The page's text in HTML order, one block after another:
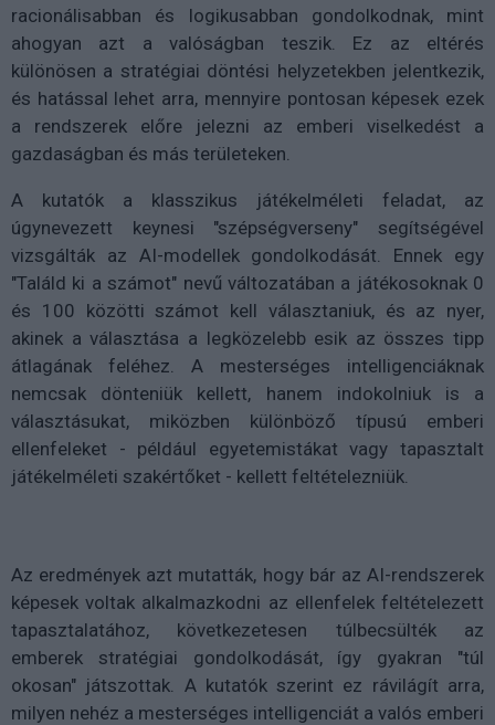
racionálisabban és logikusabban gondolkodnak, mint
ahogyan azt a valóságban teszik. Ez az eltérés
különösen a stratégiai döntési helyzetekben jelentkezik,
és hatással lehet arra, mennyire pontosan képesek ezek
a rendszerek előre jelezni az emberi viselkedést a
gazdaságban és más területeken.
A kutatók a klasszikus játékelméleti feladat, az
úgynevezett keynesi "szépségverseny" segítségével
vizsgálták az AI-modellek gondolkodását. Ennek egy
"Találd ki a számot" nevű változatában a játékosoknak 0
és 100 közötti számot kell választaniuk, és az nyer,
akinek a választása a legközelebb esik az összes tipp
átlagának feléhez. A mesterséges intelligenciáknak
nemcsak dönteniük kellett, hanem indokolniuk is a
választásukat, miközben különböző típusú emberi
ellenfeleket - például egyetemistákat vagy tapasztalt
játékelméleti szakértőket - kellett feltételezniük.
Az eredmények azt mutatták, hogy bár az AI-rendszerek
képesek voltak alkalmazkodni az ellenfelek feltételezett
tapasztalatához, következetesen túlbecsülték az
emberek stratégiai gondolkodását, így gyakran "túl
okosan" játszottak. A kutatók szerint ez rávilágít arra,
milyen nehéz a mesterséges intelligenciát a valós emberi